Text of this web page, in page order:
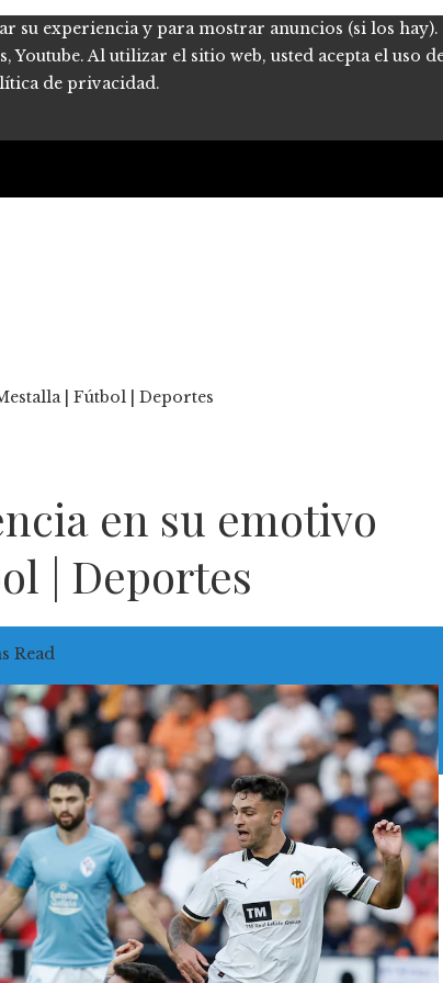
su experiencia y para mostrar anuncios (si los
Youtube. Al utilizar el sitio web, usted acepta el uso
de privacidad.
| Fútbol | Deportes
en su emotivo
| Deportes
Read